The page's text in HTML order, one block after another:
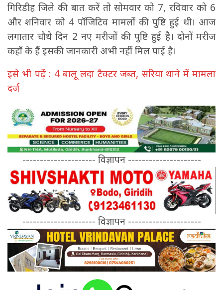
गिरिडीह जिले की बात करें तो सोमवार को 7, रविवार को 6
और शनिवार को 4 पॉजिटिव मामलों की पुष्टि हुई थी। आज
लगातार चौथे दिन 2 नए मरीजों की पुष्टि हुई है। दोनों मरीज
कहाँ के हैं इसकी जानकारी अभी नहीं मिल पाई है।
इसे भी पढ़ें : 4 बालू लदा टैक्टर जब्त, सरिया थाने में मामला
दर्ज
--------------------- विज्ञापन ---------------------
--------------------- विज्ञापन ---------------------